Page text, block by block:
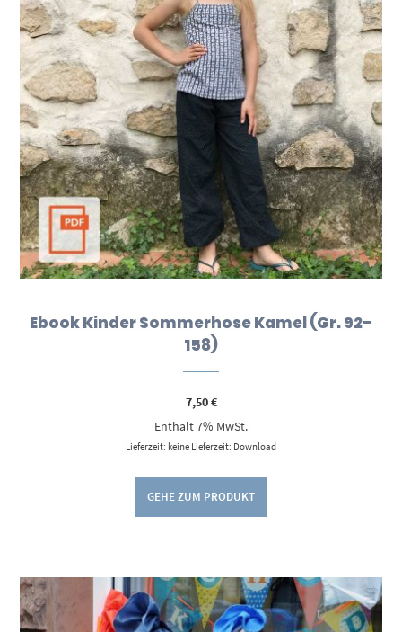
Ebook Kinder Sommerhose Kamel (Gr. 92-
158)
7,50€
Enthält 7% MwSt.
Lieferzeit: keine Lieferzeit: Download
GEHE ZUM PRODUKT